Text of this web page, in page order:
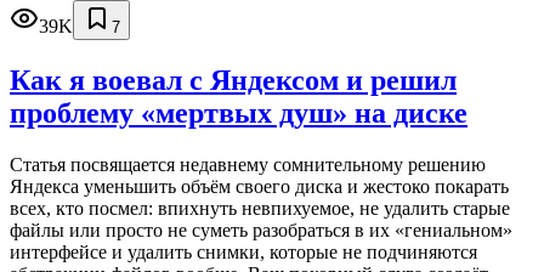
39K
7
Как я воевал с Яндексом и решил
проблему «мертвых душ» на диске
Статья посвящается недавнему сомнительному решению
Яндекса уменьшить объём своего диска и жестоко покарать
всех, кто посмел: впихнуть невпихуемое, не удалить старые
файлы или просто не суметь разобраться в их «гениальном»
интерфейсе и удалить снимки, которые не подчиняются